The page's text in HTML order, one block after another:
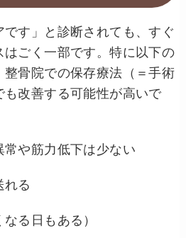
す」と診断されても、すぐ
ごく一部です。特に以下の
整骨院での保存療法（＝手術
も改善する可能性が高いで
や筋力低下は少ない
れる
る日もある）